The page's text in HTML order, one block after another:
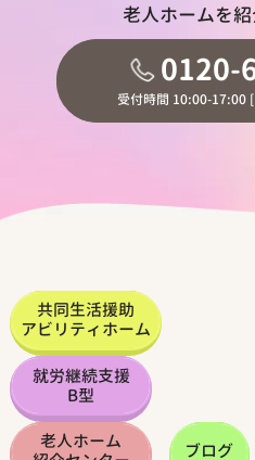
老人ホームを
0120-
受付時間 10:00-17:00
共同生活援助
アビリティホーム
就労継続支援
B型
老人ホーム
ブログ